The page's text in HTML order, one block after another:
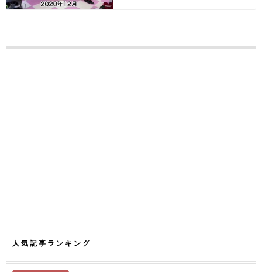
人気記事ランキング